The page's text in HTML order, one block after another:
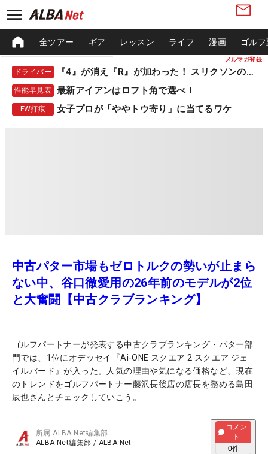
メルマガ登録
全ツアー ギア レッスン ライフ 漫画 ゴル
ドライバー 『4』が消え『R』が加わった！ スリクソンの新作
性能早見表 最新アイアンはロフト角で選べ！
FW打痕 女子プロが「ややトウ寄り」に当てるワケ
中古パター市場もゼロトルクの勢いが止まら
ない中、谷口徹愛用の26年前のモデルが2位
と大奮闘【中古クラブランキング】
ゴルフパートナーが発表する中古クラブランキング・パター部
門では、1位にオデッセイ『Ai-ONE スクエア 2 スクエア ジェ
イルバード』が入った。人気の理由や気になる価格など、現在
のトレンドをゴルフパートナー藤沢長後店の店長を務める島田
辰也さんとチェックしていこう。
所属ALBA Net編集部
ALBA Net編集部 / ALBA Net
コメン
ト
0件